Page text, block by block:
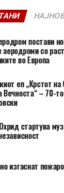
постави
аеродроми со
во Европа
еп „Крстот
Вечноста“ – 70-
стартува
изгаснат